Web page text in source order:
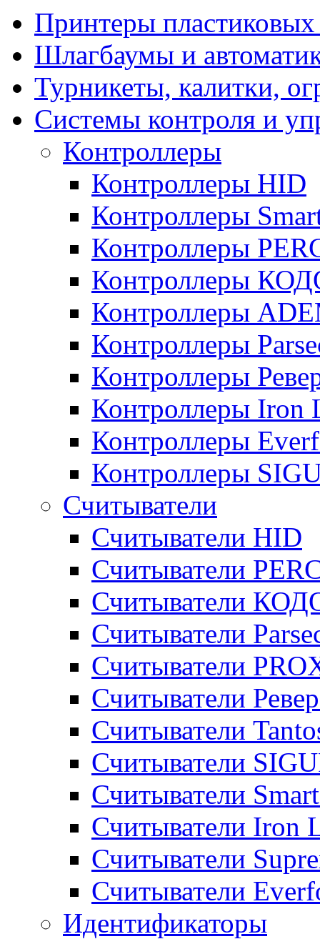
Принтеры пластиковых
Шлагбаумы и
Турникеты, калитки,
Системы контроля и
Контроллеры
Контроллеры HID
Контроллеры
Контроллеры
Контроллеры
Контроллеры
Контроллеры
Контроллеры
Контроллеры Iron
Контроллеры
Контроллеры
Считыватели
Считыватели HID
Считыватели
Считыватели
Считыватели
Считыватели
Считыватели
Считыватели
Считыватели
Считыватели
Считыватели Iron
Считыватели
Считыватели
Идентификаторы